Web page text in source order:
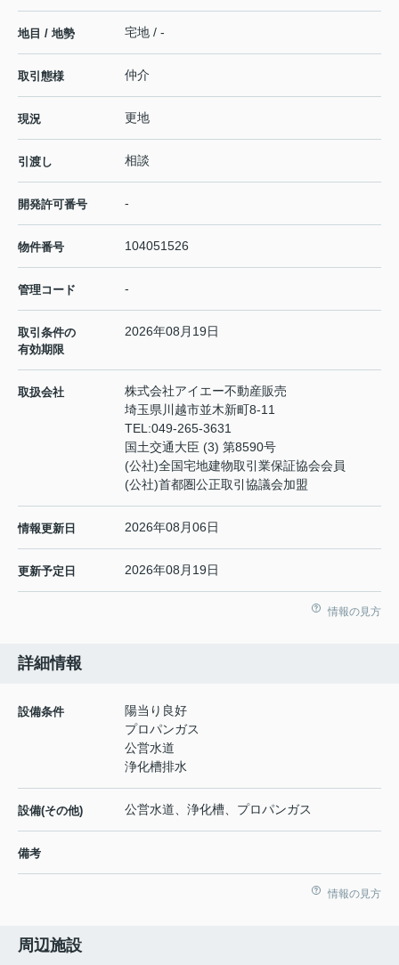
地目 / 地勢 宅地 / -
取引態様 仲介
現況 更地
引渡し 相談
開発許可番号 -
物件番号 104051526
管理コード -
取引条件の
有効期限
2026年08月19日
取扱会社
株式会社アイエー不動産販売
埼玉県川越市並木新町8-11
TEL:049-265-3631
国土交通大臣 (3) 第8590号
(公社)全国宅地建物取引業保証協会会員
(公社)首都圏公正取引協議会加盟
情報更新日 2026年08月06日
更新予定日 2026年08月19日
情報の見方
詳細情報
設備条件
陽当り良好
プロパンガス
公営水道
浄化槽排水
設備(その他) 公営水道、浄化槽、プロパンガス
備考
情報の見方
周辺施設